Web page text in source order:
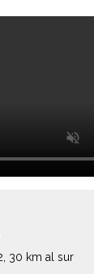
30 km al sur